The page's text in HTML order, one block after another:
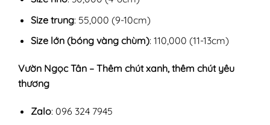
Size trung: 55,000 (9-10cm)
Size lớn (bóng vàng chùm): 110,000 (11-13cm)
Vườn Ngọc Tân – Thêm chút xanh, thêm chút yêu
thương
Zalo: 096 324 7945